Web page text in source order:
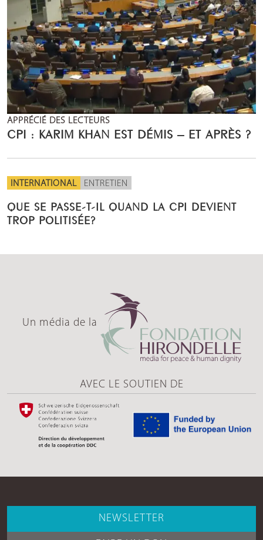
APPRÉCIÉ DES LECTEURS
CPI : KARIM KHAN EST DÉMIS – ET APRÈS ?
INTERNATIONAL ENTRETIEN
QUE SE PASSE-T-IL QUAND LA CPI DEVIENT
TROP POLITISÉE?
Un média de la
AVEC LE SOUTIEN DE
NEWSLETTER